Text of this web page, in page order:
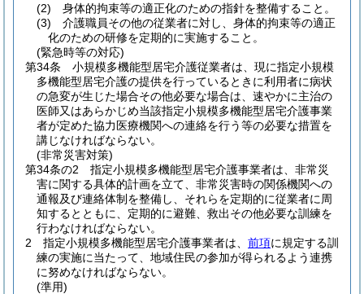
(2)
身体的拘束等の適正化のための指針を整備すること。
(3)
介護職員その他の従業者に対し、身体的拘束等の適正
化のための研修を定期的に実施すること。
(緊急時等の対応)
第34条
小規模多機能型居宅介護従業者は、現に指定小規模
多機能型居宅介護の提供を行っているときに利用者に病状
の急変が生じた場合その他必要な場合は、速やかに主治の
医師又はあらかじめ当該指定小規模多機能型居宅介護事業
者が定めた協力医療機関への連絡を行う等の必要な措置を
講じなければならない。
(非常災害対策)
第34条の2
指定小規模多機能型居宅介護事業者は、非常災
害に関する具体的計画を立て、非常災害時の関係機関への
通報及び連絡体制を整備し、それらを定期的に従業者に周
知するとともに、定期的に避難、救出その他必要な訓練を
行わなければならない。
2
指定小規模多機能型居宅介護事業者は、 前項に規定する訓
練の実施に当たって、地域住民の参加が得られるよう連携
に努めなければならない。
(準用)